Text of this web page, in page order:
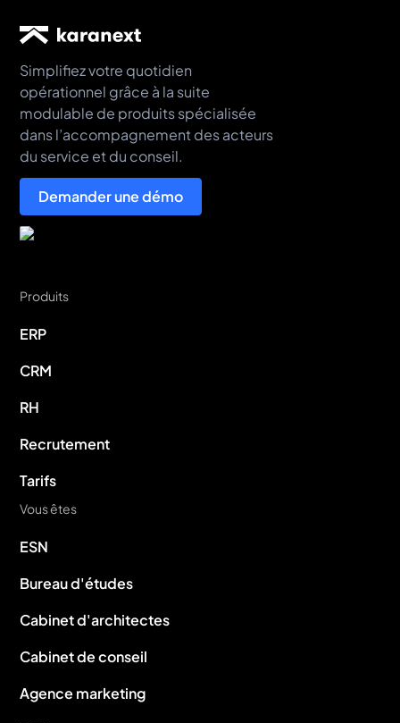
Simplifiez votre quotidien
opérationnel grâce à la suite
modulable de produits spécialisée
dans l’accompagnement des acteurs
du service et du conseil.
Demander une démo
Produits
ERP
CRM
RH
Recrutement
Tarifs
Vous êtes
ESN
Bureau d'études
Cabinet d'architectes
Cabinet de conseil
Agence marketing